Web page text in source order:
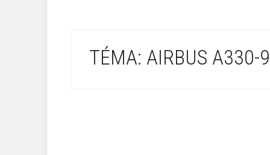
TÉMA: AIRBUS A330-